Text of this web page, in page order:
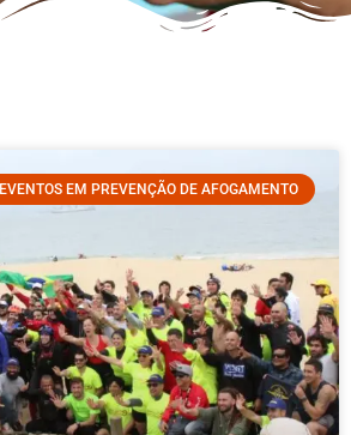
EVENTOS EM PREVENÇÃO DE AFOGAMENTO